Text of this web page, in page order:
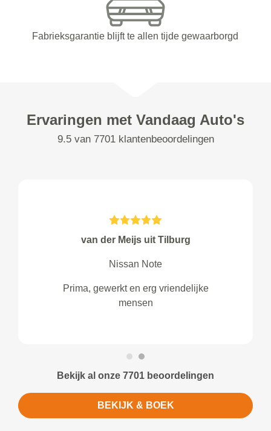
Fabrieksgarantie blijft te allen tijde gewaarborgd
Ervaringen met Vandaag Auto's
9.5 van 7701 klantenbeoordelingen
van der Meijs uit Tilburg
Nissan Note
Prima, gewerkt en erg vriendelijke
mensen
Bekijk al onze 7701 beoordelingen
BEKIJK & BOEK